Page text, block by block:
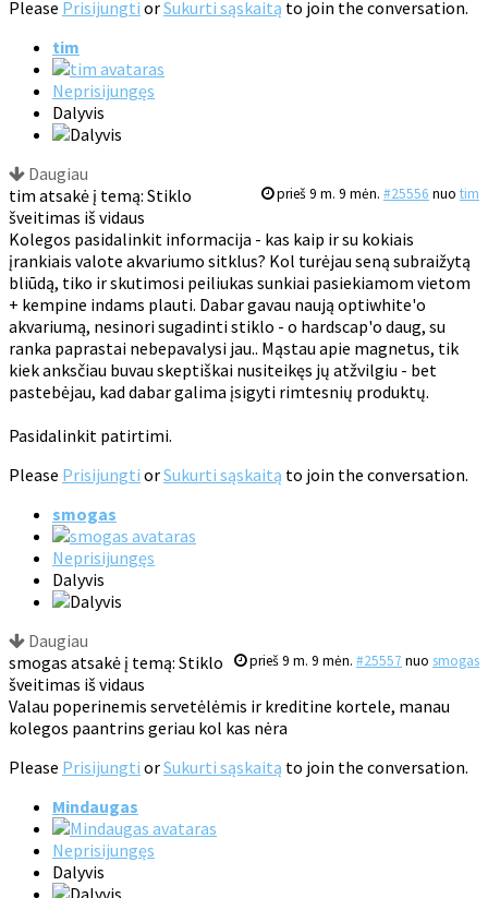
Please Prisijungti orSukurti sąskaitą to join the conversation.
tim
Neprisijungęs
Dalyvis
Daugiau
prieš 9 m. 9 mėn. #25556 nuo tim
tim atsakė į temą: Stiklo
šveitimas iš vidaus
Kolegos pasidalinkit informacija - kas kaip ir su kokiais
įrankiais valote akvariumo sitklus? Kol turėjau seną subraižytą
bliūdą, tiko ir skutimosi peiliukas sunkiai pasiekiamom vietom
+ kempine indams plauti. Dabar gavau naują optiwhite'o
akvariumą, nesinori sugadinti stiklo - o hardscap'o daug, su
ranka paprastai nebepavalysi jau.. Mąstau apie magnetus, tik
kiek anksčiau buvau skeptiškai nusiteikęs jų atžvilgiu - bet
pastebėjau, kad dabar galima įsigyti rimtesnių produktų.
Pasidalinkit patirtimi.
Please Prisijungti orSukurti sąskaitą to join the conversation.
smogas
Neprisijungęs
Dalyvis
Daugiau
prieš 9 m. 9 mėn. #25557 nuo smogas
smogas atsakė į temą: Stiklo
šveitimas iš vidaus
Valau poperinemis servetėlėmis ir kreditine kortele, manau
kolegos paantrins geriau kol kas nėra
Please Prisijungti orSukurti sąskaitą to join the conversation.
Mindaugas
Neprisijungęs
Dalyvis